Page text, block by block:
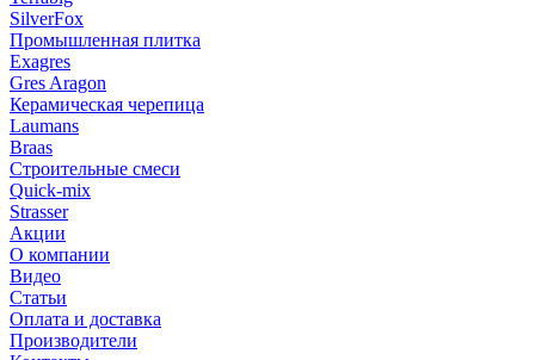
SilverFox
Промышленная плитка
Exagres
Gres Aragon
Керамическая черепица
Laumans
Braas
Строительные смеси
Quick-mix
Strasser
Акции
О компании
Видео
Статьи
Оплата и доставка
Производители